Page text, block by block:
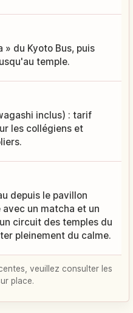
» du Kyoto Bus, puis
temple.
inclus) : tarif
les collégiens et
depuis le pavillon
un matcha et un
circuit des temples du
pleinement du calme.
veuillez consulter les
place.